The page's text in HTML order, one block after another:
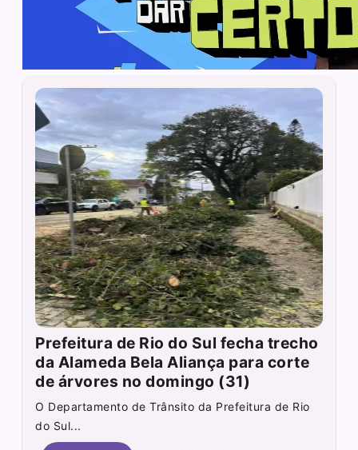
Prefeitura de Rio do Sul fecha trecho
da Alameda Bela Aliança para corte
de árvores no domingo (31)
O Departamento de Trânsito da Prefeitura de Rio
do Sul...